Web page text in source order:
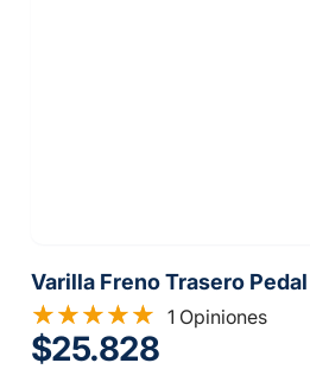
Varilla Freno Trasero
1 Opiniones
$25.828